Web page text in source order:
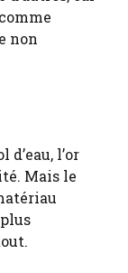
non
d’eau, l’or
Mais le